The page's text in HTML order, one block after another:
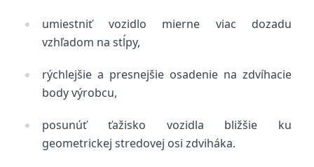
umiestniť vozidlo mierne viac dozadu
vzhľadom na stĺpy,
rýchlejšie a presnejšie osadenie na zdvíhacie
body výrobcu,
posunúť ťažisko vozidla bližšie ku
geometrickej stredovej osi zdviháka.